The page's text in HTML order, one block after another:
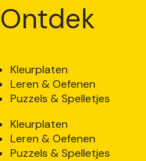
Ontdek
Kleurplaten
Leren & Oefenen
Puzzels & Spelletjes
Kleurplaten
Leren & Oefenen
Puzzels & Spelletjes